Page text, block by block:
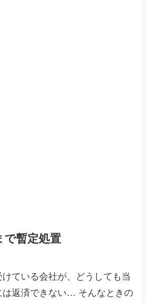
で暫定処置
ている会社が、どうしても当
は返済できない… そんなときの